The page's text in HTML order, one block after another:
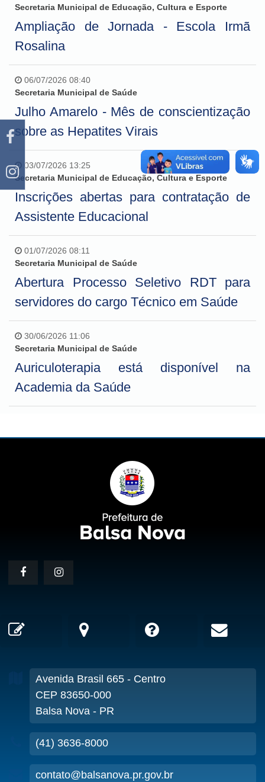
Secretaria Municipal de Educação, Cultura e Esporte
Ampliação de Jornada - Escola Irmã
Rosalina
06/07/2026 08:40
Secretaria Municipal de Saúde
Julho Amarelo - Mês de conscientização
sobre as Hepatites Virais
03/07/2026 13:25
Secretaria Municipal de Educação, Cultura e Esporte
Inscrições abertas para contratação de
Assistente Educacional
01/07/2026 08:11
Secretaria Municipal de Saúde
Abertura Processo Seletivo RDT para
servidores do cargo Técnico em Saúde
30/06/2026 11:06
Secretaria Municipal de Saúde
Auriculoterapia está disponível na
Academia da Saúde
Avenida Brasil 665 - Centro
CEP 83650-000
Balsa Nova - PR
(41) 3636-8000
contato@balsanova.pr.gov.br